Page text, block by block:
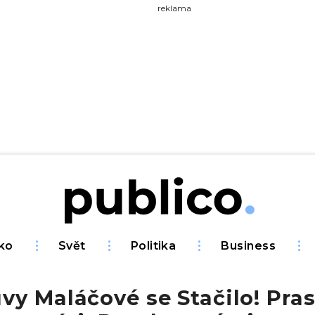
reklama
Svět Politika Business
Maláčové se Stačilo!
na Publiku